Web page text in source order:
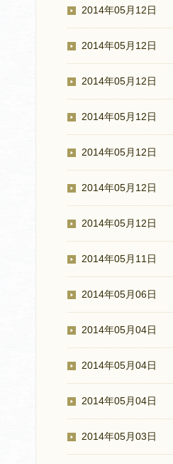
2014年05月12日
2014年05月12日
2014年05月12日
2014年05月12日
2014年05月12日
2014年05月12日
2014年05月12日
2014年05月11日
2014年05月06日
2014年05月04日
2014年05月04日
2014年05月04日
2014年05月03日